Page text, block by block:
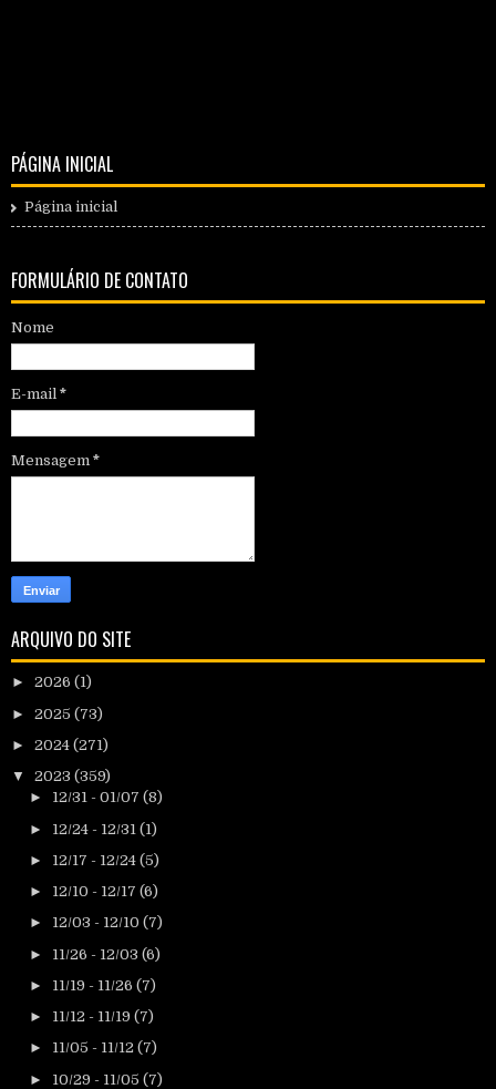
PÁGINA INICIAL
Página inicial
FORMULÁRIO DE CONTATO
Nome
E-mail *
Mensagem *
ARQUIVO DO SITE
► 2026 (1)
► 2025 (73)
► 2024 (271)
▼ 2023 (359)
► 12/31 - 01/07 (8)
► 12/24 - 12/31 (1)
► 12/17 - 12/24 (5)
► 12/10 - 12/17 (6)
► 12/03 - 12/10 (7)
► 11/26 - 12/03 (6)
► 11/19 - 11/26 (7)
► 11/12 - 11/19 (7)
► 11/05 - 11/12 (7)
► 10/29 - 11/05 (7)